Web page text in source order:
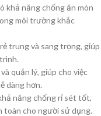
khả năng chống ăn mòn
môi trường khắc
trung và sang trọng, giúp
quản lý, giúp cho việc
dàng hơn.
năng chống rỉ sét tốt,
toàn cho người sử dụng.